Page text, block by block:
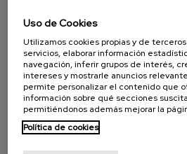
CAMPAÑA ACTUAL
Uso de Cookies
Utilizamos cookies propias y de
servicios, elaborar información
navegación, inferir grupos de interés,
intereses y mostrarle anuncios
permite personalizar el contenido que
información sobre qué secciones
permitiéndonos además mejorar la
Política de cookies